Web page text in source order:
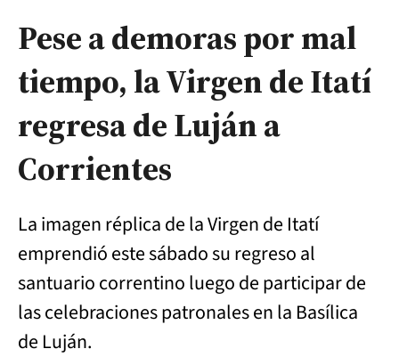
Pese a demoras por mal
tiempo, la Virgen de Itatí
regresa de Luján a
Corrientes
La imagen réplica de la Virgen de Itatí
emprendió este sábado su regreso al
santuario correntino luego de participar de
las celebraciones patronales en la Basílica
de Luján.